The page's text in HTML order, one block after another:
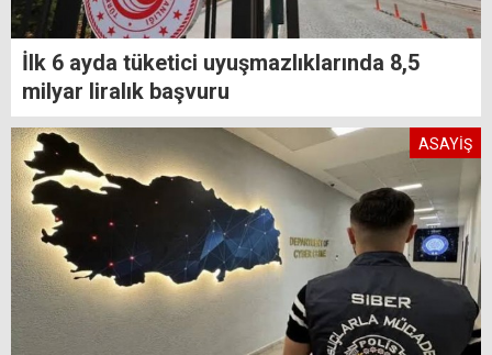
İlk 6 ayda tüketici uyuşmazlıklarında 8,5
milyar liralık başvuru
ASAYİŞ